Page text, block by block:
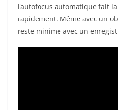
l’autofocus automatique fait la
rapidement. Même avec un
reste minime avec un